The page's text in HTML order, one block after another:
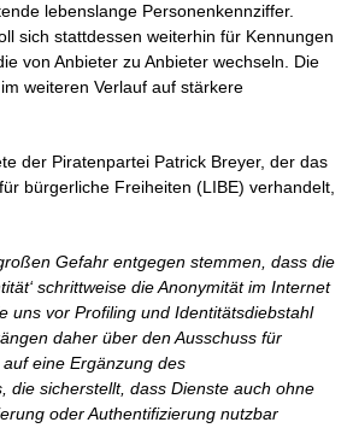
lebenslange Personenkennziffer.
sich stattdessen weiterhin für Kennungen
von Anbieter zu Anbieter wechseln. Die
weiteren Verlauf auf stärkere
der Piratenpartei Patrick Breyer, der das
bürgerliche Freiheiten (LIBE) verhandelt,
Gefahr entgegen stemmen, dass die
schrittweise die Anonymität im Internet
uns vor Profiling und Identitätsdiebstahl
daher über den Ausschuss für
eine Ergänzung des
die sicherstellt, dass Dienste auch ohne
oder Authentifizierung nutzbar